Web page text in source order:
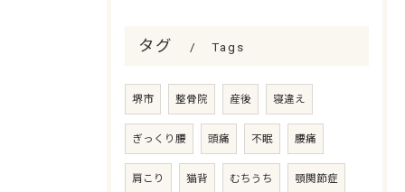
タグ Tags
堺市 整骨院 産後 寝違え
ぎっくり腰 頭痛 不眠 腰痛
肩こり 猫背 むちうち 顎関節症